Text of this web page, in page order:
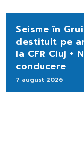
Seisme în
destituit pe
la CFR Cluj +
conducere
7 august 2026